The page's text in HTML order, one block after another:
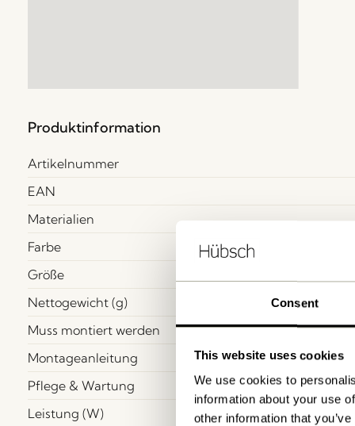
Consent
This website uses cookies
We use cookies to
information about your use
other information that
Produktinformation
Artikelnummer
EAN
Materialien
Farbe
Größe
Nettogewicht (g)
Muss montiert werden
Montageanleitung
Pflege & Wartung
Leistung (W)